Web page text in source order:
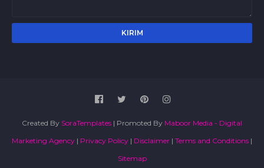
Created By SoraTemplates | Promoted By Maboor Media - Digital
Marketing Agency | Privacy Policy | Disclaimer | Terms and Conditions |
Sitemap